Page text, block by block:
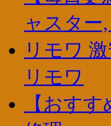
ャスター
リモワ
リモワ
【おす